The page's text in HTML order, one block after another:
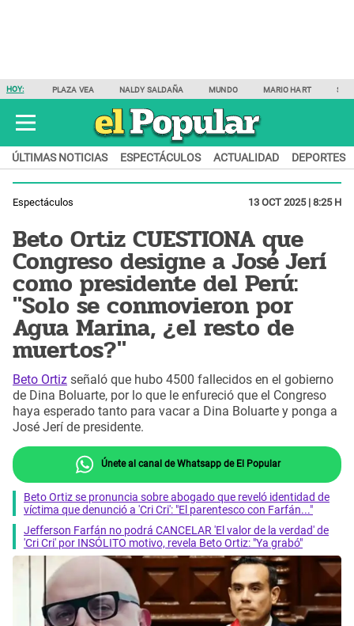
HOY: PLAZA VEA NALDY SALDAÑA MUNDO MARIO HART
ÚLTIMAS NOTICIAS ESPECTÁCULOS ACTUALIDAD DEPORTES
Espectáculos 13 OCT 2025 | 8:25 H
Beto Ortiz CUESTIONA que
Congreso designe a José Jerí
como presidente del Perú:
"Solo se conmovieron por
Agua Marina, ¿el resto de
muertos?"
Beto Ortiz señaló que hubo 4500 fallecidos en el gobierno
de Dina Boluarte, por lo que le enfureció que el Congreso
haya esperado tanto para vacar a Dina Boluarte y ponga a
José Jerí de presidente.
Únete al canal de Whatsapp de El Popular
Beto Ortiz se pronuncia sobre abogado que reveló identidad de
víctima que denunció a 'Cri Cri': "El parentesco con Farfán..."
Jefferson Farfán no podrá CANCELAR 'El valor de la verdad' de
'Cri Cri' por INSÓLITO motivo, revela Beto Ortiz: "Ya grabó"